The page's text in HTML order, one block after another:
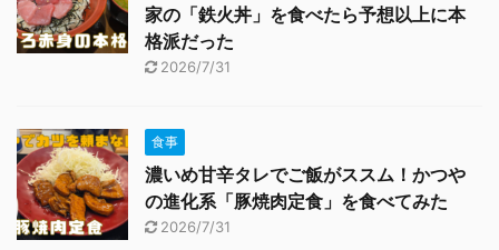
家の「鉄火丼」を食べたら予想以上に本
格派だった
2026/7/31
食事
濃いめ甘辛タレでご飯がススム！かつや
の進化系「豚焼肉定食」を食べてみた
2026/7/31